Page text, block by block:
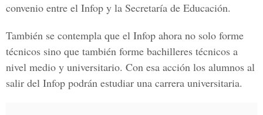
convenio entre el Infop y la Secretaría de Educación.
También se contempla que el Infop ahora no solo forme
técnicos sino que también forme bachilleres técnicos a
nivel medio y universitario. Con esa acción los alumnos al
salir del Infop podrán estudiar una carrera universitaria.